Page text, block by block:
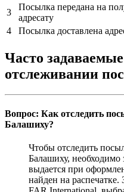
3
Посылка передана на
адресату
4
Посылка доставлена
Часто
отслеживании
Вопрос: Как отследить
Балашиху?
Чтобы отследить
Балашиху, необходимо
выдается при
найден на